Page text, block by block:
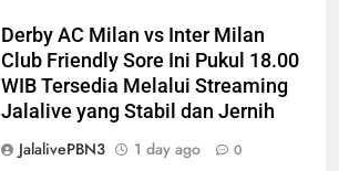
Derby AC Milan vs Inter Milan
Club Friendly Sore Ini Pukul 18.00
WIB Tersedia Melalui Streaming
Jalalive yang Stabil dan Jernih
JalalivePBN3
1 day ago 0